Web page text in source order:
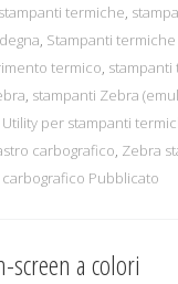
stampanti termiche,
, Stampanti termiche
termico,
, stampanti Zebra
Utility per stampanti
carbografico, Zebra
Pubblicato
screen a colori